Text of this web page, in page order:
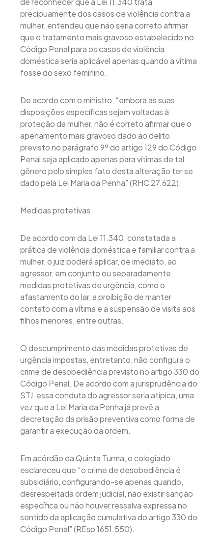
precipuamente dos casos de violência contra a
mulher, entendeu que não seria correto afirmar
que o tratamento mais gravoso estabelecido no
Código Penal para os casos de violência
doméstica seria aplicável apenas quando a vítima
fosse do sexo feminino.
De acordo com o ministro, “embora as suas
disposições específicas sejam voltadas à
proteção da mulher, não é correto afirmar que o
apenamento mais gravoso dado ao delito
previsto no parágrafo 9º do artigo 129 do Código
Penal seja aplicado apenas para vítimas de tal
gênero pelo simples fato desta alteração ter se
dado pela Lei Maria da Penha” (RHC 27.622).
Medidas protetivas
De acordo com da Lei 11.340, constatada a
prática de violência doméstica e familiar contra a
mulher, o juiz poderá aplicar, de imediato, ao
agressor, em conjunto ou separadamente,
medidas protetivas de urgência, como o
afastamento do lar, a proibição de manter
contato com a vítima e a suspensão de visita aos
filhos menores, entre outras.
O descumprimento das medidas protetivas de
urgência impostas, entretanto, não configura o
crime de desobediência previsto no artigo 330 do
Código Penal. De acordo com a jurisprudência do
STJ, essa conduta do agressor seria atípica, uma
vez que a Lei Maria da Penha já prevê a
decretação da prisão preventiva como forma de
garantir a execução da ordem.
Em acórdão da Quinta Turma, o colegiado
esclareceu que “o crime de desobediência é
subsidiário, configurando-se apenas quando,
desrespeitada ordem judicial, não existir sanção
específica ou não houver ressalva expressa no
sentido da aplicação cumulativa do artigo 330 do
Código Penal” (REsp 1651.550).